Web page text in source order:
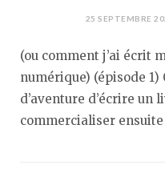
25 SEPTEMBRE
(ou comment j’ai écrit
numérique) (épisode 1)
d’aventure d’écrire un
commercialiser